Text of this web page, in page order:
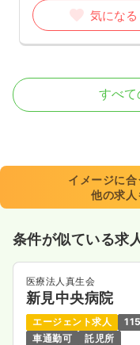
気になる
外来 正・准看護師
8:30～17:30 （休
時給1,500
気になる
すべて
イメージに
他の求人
条件が似ている求
医療法人真生会
新見中央病院
エージェント求人
車通勤可
託児所